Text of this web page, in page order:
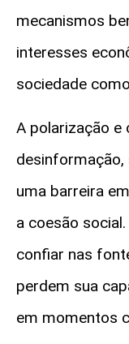
mecanismos
interesses
sociedade
A polarização e
desinformação,
uma barreira
a coesão
confiar nas
perdem sua
em momentos